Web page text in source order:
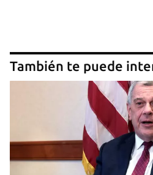
También te puede